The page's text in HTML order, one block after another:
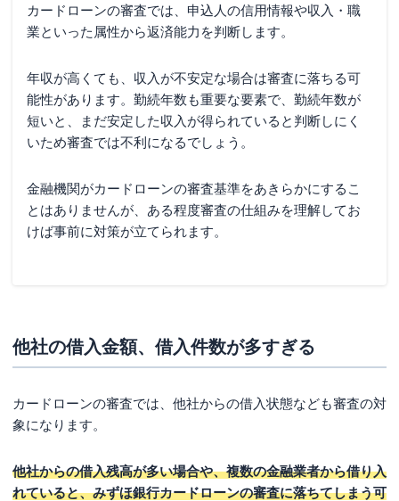
カードローンの審査では、申込人の信用情報や収入・職
業といった属性から返済能力を判断します。
年収が高くても、収入が不安定な場合は審査に落ちる可
能性があります。勤続年数も重要な要素で、勤続年数が
短いと、まだ安定した収入が得られていると判断しにく
いため審査では不利になるでしょう。
金融機関がカードローンの審査基準をあきらかにするこ
とはありませんが、ある程度審査の仕組みを理解してお
けば事前に対策が立てられます。
他社の借入金額、借入件数が多すぎる
カードローンの審査では、他社からの借入状態なども審査の対
象になります。
他社からの借入残高が多い場合や、複数の金融業者から借り入
れていると、みずほ銀行カードローンの審査に落ちてしまう可